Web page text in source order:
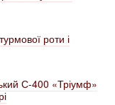
роти і
С-400 «Тріумф»